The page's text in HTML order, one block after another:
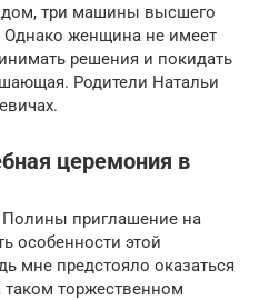
три машины высшего
Однако женщина не имеет
решения и покидать
Родители Натальи
церемония в
Полины приглашение на
особенности этой
мне предстояло оказаться
торжественном